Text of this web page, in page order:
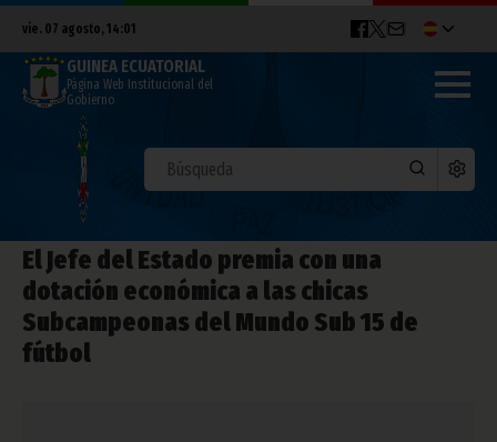
vie. 07 agosto, 14:01
GUINEA ECUATORIAL
Página Web Institucional del
Gobierno
El Jefe del Estado premia con una
dotación económica a las chicas
Subcampeonas del Mundo Sub 15 de
fútbol